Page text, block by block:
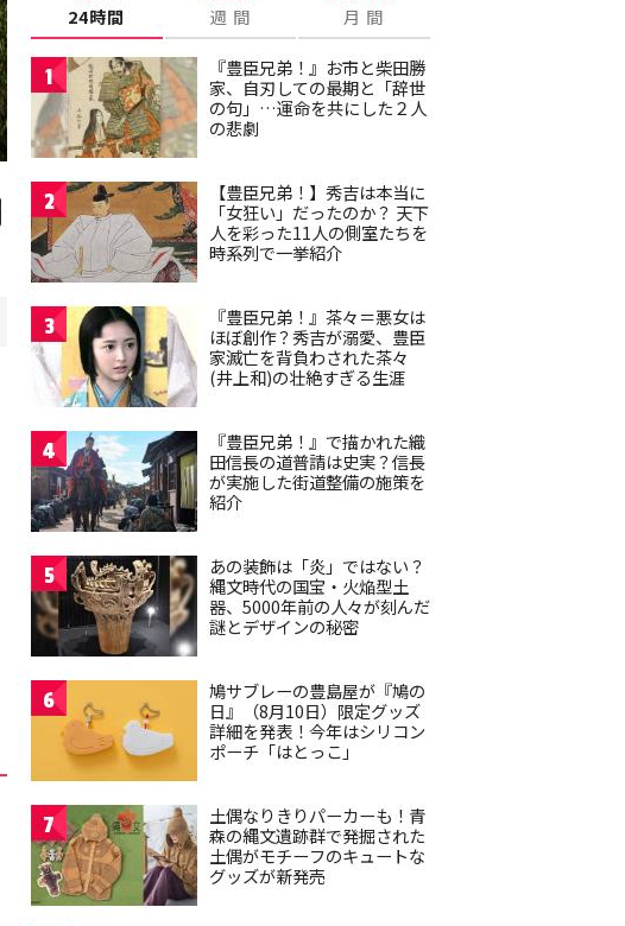
24時間 週 間 月 間
1
『豊臣兄弟！』お市と柴田勝
家、自刃しての最期と「辞世
の句」…運命を共にした２人
の悲劇
2
【豊臣兄弟！】秀吉は本当に
「女狂い」だったのか？ 天下
人を彩った11人の側室たちを
時系列で一挙紹介
3
『豊臣兄弟！』茶々＝悪女は
ほぼ創作？秀吉が溺愛、豊臣
家滅亡を背負わされた茶々
(井上和)の壮絶すぎる生涯
4
『豊臣兄弟！』で描かれた織
田信長の道普請は史実？信長
が実施した街道整備の施策を
紹介
5
あの装飾は「炎」ではない？
縄文時代の国宝・火焔型土
器、5000年前の人々が刻んだ
謎とデザインの秘密
6
鳩サブレーの豊島屋が『鳩の
日』（8月10日）限定グッズ
詳細を発表！今年はシリコン
ポーチ「はとっこ」
7
土偶なりきりパーカーも！青
森の縄文遺跡群で発掘された
土偶がモチーフのキュートな
グッズが新発売